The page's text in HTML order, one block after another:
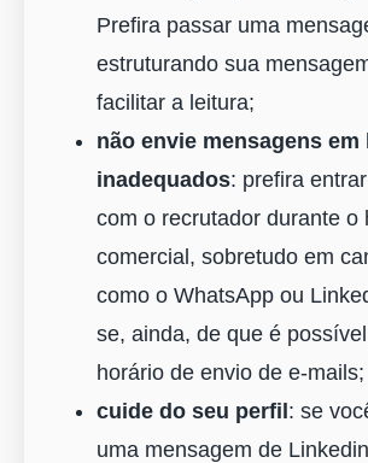
Prefira passar uma
estruturando sua
facilitar a leitura;
não envie mensagens
inadequados: prefira
com o recrutador durante o
comercial, sobretudo em
como o WhatsApp ou
se, ainda, de que é
horário de envio de e-mails;
cuide do seu perfil: se
uma mensagem de